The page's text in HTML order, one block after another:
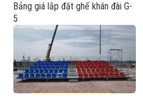
Bảng giá lắp đặt ghế khán đài G-
5